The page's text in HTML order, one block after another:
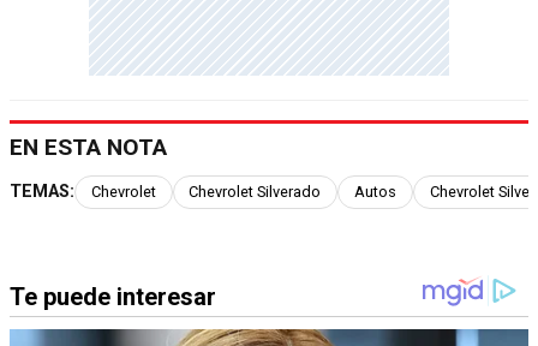
EN ESTA NOTA
TEMAS: Chevrolet Chevrolet Silverado Autos Chevrolet